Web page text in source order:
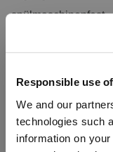
Responsible use
We and our
technologies such
information on
spülmaschinenfest.